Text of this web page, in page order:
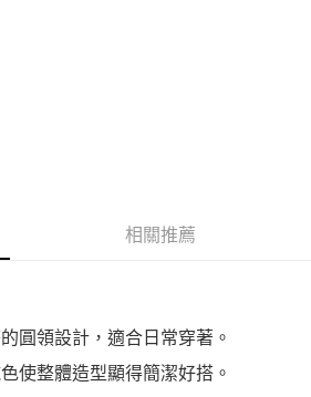
提供個人資料，並將交易相關給付款項請求債
司。
請瀏覽以下網址：
得法定代理人或監護人之同意方可使用
使用他人資訊註冊。若發現惡意使用之情形，
相關推薦
圓領設計，適合日常穿著。
使整體造型顯得簡潔好搭。